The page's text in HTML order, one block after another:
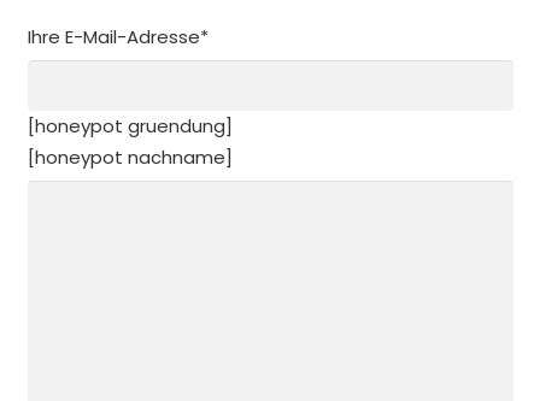
Ihre E-Mail-Adresse*
[honeypot gruendung]
[honeypot nachname]